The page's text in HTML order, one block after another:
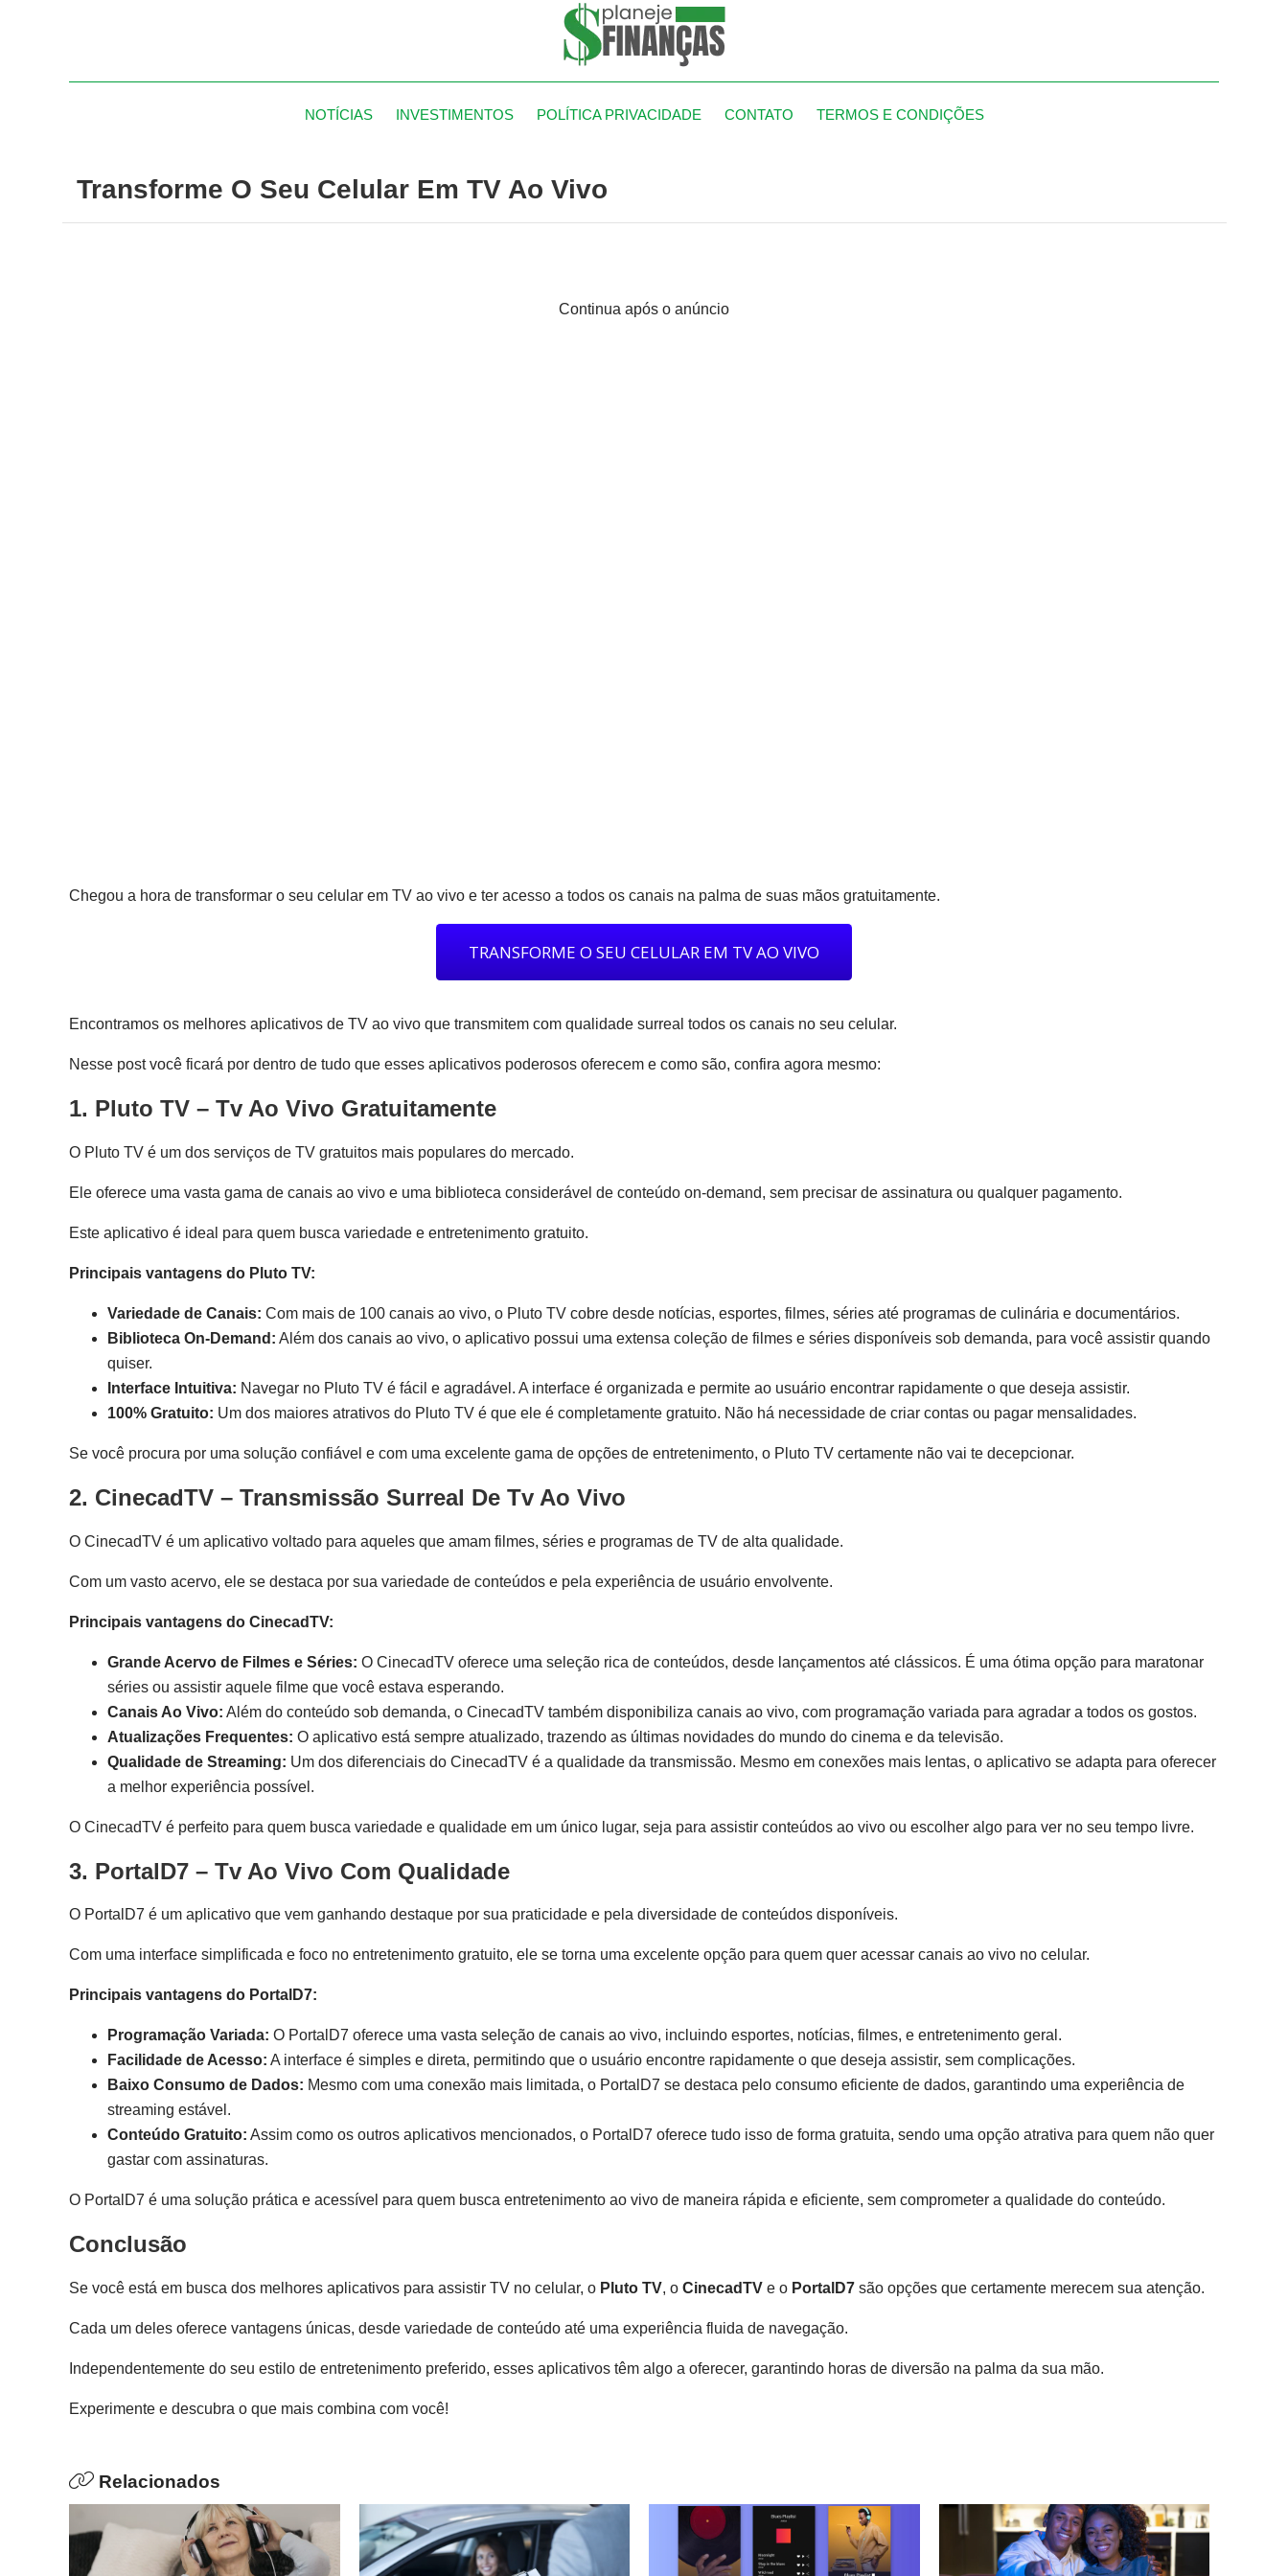
NOTÍCIAS INVESTIMENTOS POLÍTICA PRIVACIDADE CONTATO TERMOS E CONDIÇÕES
Transforme O Seu Celular Em TV Ao Vivo
Continua após o anúncio
Chegou a hora de transformar o seu celular em TV ao vivo e ter acesso a todos os canais na palma de suas mãos gratuitamente.
TRANSFORME O SEU CELULAR EM TV AO VIVO
Encontramos os melhores aplicativos de TV ao vivo que transmitem com qualidade surreal todos os canais no seu celular.
Nesse post você ficará por dentro de tudo que esses aplicativos poderosos oferecem e como são, confira agora mesmo:
1. Pluto TV – Tv Ao Vivo Gratuitamente
O Pluto TV é um dos serviços de TV gratuitos mais populares do mercado.
Ele oferece uma vasta gama de canais ao vivo e uma biblioteca considerável de conteúdo on-demand, sem precisar de assinatura ou qualquer pagamento.
Este aplicativo é ideal para quem busca variedade e entretenimento gratuito.
Principais vantagens do Pluto TV:
Variedade de Canais: Com mais de 100 canais ao vivo, o Pluto TV cobre desde notícias, esportes, filmes, séries até programas de culinária e documentários.
Biblioteca On-Demand: Além dos canais ao vivo, o aplicativo possui uma extensa coleção de filmes e séries disponíveis sob demanda, para você assistir quando
quiser.
Interface Intuitiva: Navegar no Pluto TV é fácil e agradável. A interface é organizada e permite ao usuário encontrar rapidamente o que deseja assistir.
100% Gratuito: Um dos maiores atrativos do Pluto TV é que ele é completamente gratuito. Não há necessidade de criar contas ou pagar mensalidades.
Se você procura por uma solução confiável e com uma excelente gama de opções de entretenimento, o Pluto TV certamente não vai te decepcionar.
2. CinecadTV – Transmissão Surreal De Tv Ao Vivo
O CinecadTV é um aplicativo voltado para aqueles que amam filmes, séries e programas de TV de alta qualidade.
Com um vasto acervo, ele se destaca por sua variedade de conteúdos e pela experiência de usuário envolvente.
Principais vantagens do CinecadTV:
Grande Acervo de Filmes e Séries: O CinecadTV oferece uma seleção rica de conteúdos, desde lançamentos até clássicos. É uma ótima opção para maratonar
séries ou assistir aquele filme que você estava esperando.
Canais Ao Vivo: Além do conteúdo sob demanda, o CinecadTV também disponibiliza canais ao vivo, com programação variada para agradar a todos os gostos.
Atualizações Frequentes: O aplicativo está sempre atualizado, trazendo as últimas novidades do mundo do cinema e da televisão.
Qualidade de Streaming: Um dos diferenciais do CinecadTV é a qualidade da transmissão. Mesmo em conexões mais lentas, o aplicativo se adapta para oferecer
a melhor experiência possível.
O CinecadTV é perfeito para quem busca variedade e qualidade em um único lugar, seja para assistir conteúdos ao vivo ou escolher algo para ver no seu tempo livre.
3. PortalD7 – Tv Ao Vivo Com Qualidade
O PortalD7 é um aplicativo que vem ganhando destaque por sua praticidade e pela diversidade de conteúdos disponíveis.
Com uma interface simplificada e foco no entretenimento gratuito, ele se torna uma excelente opção para quem quer acessar canais ao vivo no celular.
Principais vantagens do PortalD7:
Programação Variada: O PortalD7 oferece uma vasta seleção de canais ao vivo, incluindo esportes, notícias, filmes, e entretenimento geral.
Facilidade de Acesso: A interface é simples e direta, permitindo que o usuário encontre rapidamente o que deseja assistir, sem complicações.
Baixo Consumo de Dados: Mesmo com uma conexão mais limitada, o PortalD7 se destaca pelo consumo eficiente de dados, garantindo uma experiência de
streaming estável.
Conteúdo Gratuito: Assim como os outros aplicativos mencionados, o PortalD7 oferece tudo isso de forma gratuita, sendo uma opção atrativa para quem não quer
gastar com assinaturas.
O PortalD7 é uma solução prática e acessível para quem busca entretenimento ao vivo de maneira rápida e eficiente, sem comprometer a qualidade do conteúdo.
Conclusão
Se você está em busca dos melhores aplicativos para assistir TV no celular, o Pluto TV, o CinecadTV e o PortalD7 são opções que certamente merecem sua atenção.
Cada um deles oferece vantagens únicas, desde variedade de conteúdo até uma experiência fluida de navegação.
Independentemente do seu estilo de entretenimento preferido, esses aplicativos têm algo a oferecer, garantindo horas de diversão na palma da sua mão.
Experimente e descubra o que mais combina com você!
Relacionados